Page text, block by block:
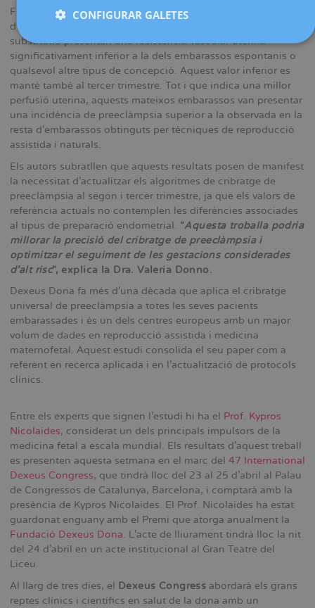
Fecundació in vitro(FIV) després de la transferència
d’embrions prèviament congelats amb tractament hormonal
substitutiu presenten una resistència vascular uterina
significativament inferior a la dels embarassos espontanis o
qualsevol altre tipus de concepció. Aquest valor inferior es
manté també al tercer trimestre. Tot i que indica una millor
perfusió uterina, aquests mateixos embarassos van presentar
una incidència de preeclàmpsia superior a la observada en la
resta d’embarassos obtinguts per tècniques de reproducció
assistida i naturals.
Els autors subratllen que aquests resultats posen de manifest
la necessitat d’actualitzar els algoritmes de cribratge de
preeclàmpsia al segon i tercer trimestre, ja que els valors de
referència actuals no contemplen les diferències associades
al tipus de preparació endometrial. “Aquesta troballa podria
millorar la precisió del cribratge de preeclàmpsia i
optimitzar el seguiment de les gestacions considerades
d’alt risc”, explica la Dra. Valeria Donno.
Dexeus Dona fa més d’una dècada que aplica el cribratge
universal de preeclàmpsia a totes les seves pacients
embarassades i és un dels centres europeus amb un major
volum de dades en reproducció assistida i medicina
maternofetal. Aquest estudi consolida el seu paper com a
referent en recerca aplicada i en l’actualització de protocols
clínics.
Entre els experts que signen l’estudi hi ha el Prof. Kypros
Nicolaides, considerat un dels principals impulsors de la
medicina fetal a escala mundial. Els resultats d’aquest treball
es presenten aquesta setmana en el marc del 47 International
Dexeus Congress, que tindrà lloc del 23 al 25 d’abril al Palau
de Congressos de Catalunya, Barcelona, i comptarà amb la
presència de Kypros Nicolaides. El Prof. Nicolaides ha estat
guardonat enguany amb el Premi que atorga anualment la
Fundació Dexeus Dona. L’acte de lliurament tindrà lloc la nit
del 24 d’abril en un acte institucional al Gran Teatre del
Liceu.
Al llarg de tres dies, el Dexeus Congress abordarà els grans
reptes clínics i científics en salut de la dona amb un
CONFIGURAR GALETES